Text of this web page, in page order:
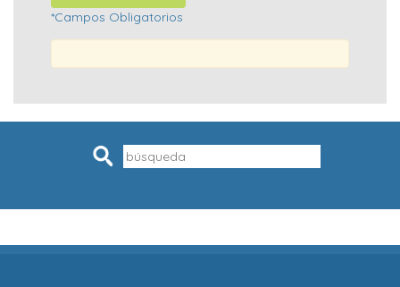
*Campos Obligatorios
Pesquisar